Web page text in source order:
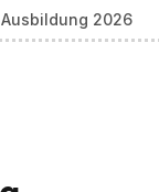
Ausbildung 2026